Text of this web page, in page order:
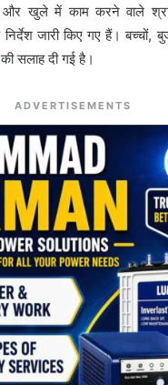
और खुले में काम करने वाले
जारी किए गए हैं। बच्चों,
सलाह दी गई है।
ADVERTISEMENTS